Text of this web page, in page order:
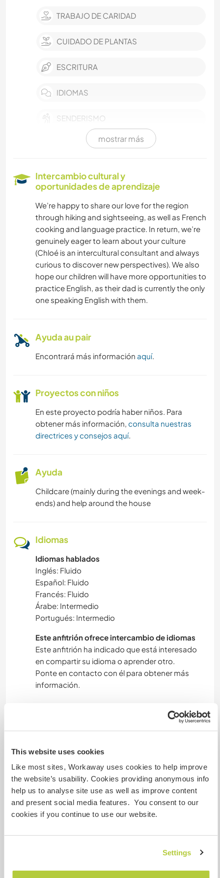
This website uses cookies
Like most sites, Workaway uses cookies to help improve
the website’s usability. Cookies providing anonymous info
help us to analyse site use as well as improve content
and present social media features. You consent to our
cookies if you continue to use our website.
Settings
TRABAJO DE CARIDAD
CUIDADO DE PLANTAS
ESCRITURA
IDIOMAS
SENDERISMO
NATURALEZA
mostrar más
Intercambio cultural y
oportunidades de aprendizaje
We’re happy to share our love for the region
through hiking and sightseeing, as well as French
cooking and language practice. In return, we’re
genuinely eager to learn about your culture
(Chloé is an intercultural consultant and always
curious to discover new perspectives). We also
hope our children will have more opportunities to
practice English, as their dad is currently the only
one speaking English with them.
Ayuda au pair
Encontrará más información aquí.
Proyectos con niños
En este proyecto podría haber niños. Para
obtener más información, consulta nuestras
directrices y consejos aquí.
Ayuda
Childcare (mainly during the evenings and week-
ends) and help around the house
Idiomas
Idiomas hablados
Inglés: Fluido
Español: Fluido
Francés: Fluido
Árabe: Intermedio
Portugués: Intermedio
Este anfitrión ofrece intercambio de idiomas
Este anfitrión ha indicado que está interesado
en compartir su idioma o aprender otro.
Ponte en contacto con él para obtener más
información.
as well as a shower that will be for your exclusive
use (we have a shower in our bedroom, and our
children bathe in our bathroom). The toilet,
however, is shared.
Uzerche is a small town with strong touristic
appeal, especially in spring and summer. From
Uzerche, several larger towns are accessible by